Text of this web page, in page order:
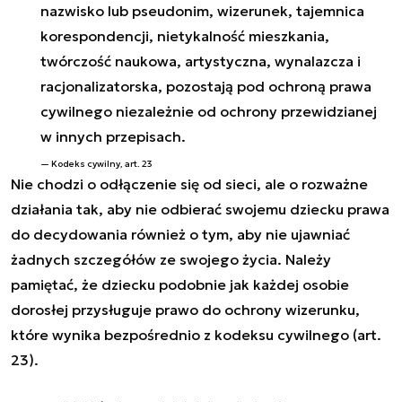
nazwisko lub pseudonim, wizerunek, tajemnica
korespondencji, nietykalność mieszkania,
twórczość naukowa, artystyczna, wynalazcza i
racjonalizatorska, pozostają pod ochroną prawa
cywilnego niezależnie od ochrony przewidzianej
w innych przepisach.
Kodeks cywilny, art. 23
Nie chodzi o odłączenie się od sieci, ale o rozważne
działania tak, aby nie odbierać swojemu dziecku prawa
do decydowania również o tym, aby nie ujawniać
żadnych szczegółów ze swojego życia. Należy
pamiętać, że dziecku podobnie jak każdej osobie
dorosłej przysługuje prawo do ochrony wizerunku,
które wynika bezpośrednio z kodeksu cywilnego (art.
23).